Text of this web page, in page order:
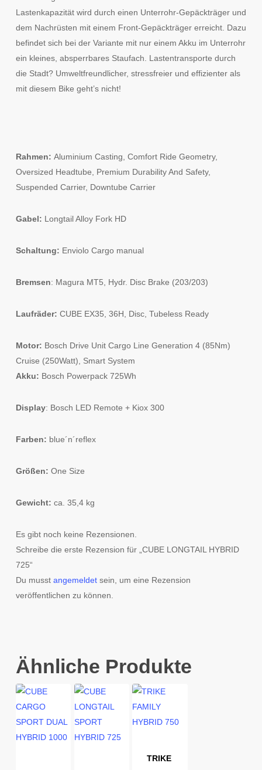
Lastenkapazität wird durch einen Unterrohr-Gepäckträger und
dem Nachrüsten mit einem Front-Gepäckträger erreicht. Dazu
befindet sich bei der Variante mit nur einem Akku im Unterrohr
ein kleines, absperrbares Staufach. Lastentransporte durch
die Stadt? Umweltfreundlicher, stressfreier und effizienter als
mit diesem Bike geht’s nicht!
Rahmen: Aluminium Casting, Comfort Ride Geometry,
Oversized Headtube, Premium Durability And Safety,
Suspended Carrier, Downtube Carrier
Gabel: Longtail Alloy Fork HD
Schaltung: Enviolo Cargo manual
Bremsen: Magura MT5, Hydr. Disc Brake (203/203)
Laufräder: CUBE EX35, 36H, Disc, Tubeless Ready
Motor: Bosch Drive Unit Cargo Line Generation 4 (85Nm)
Cruise (250Watt), Smart System
Akku: Bosch Powerpack 725Wh
Display: Bosch LED Remote + Kiox 300
Farben: blue´n´reflex
Größen: One Size
Gewicht: ca. 35,4 kg
Es gibt noch keine Rezensionen.
Schreibe die erste Rezension für „CUBE LONGTAIL HYBRID
725“
Du musst angemeldetsein, um eine Rezension
veröffentlichen zu können.
Ähnliche Produkte
TRIKE